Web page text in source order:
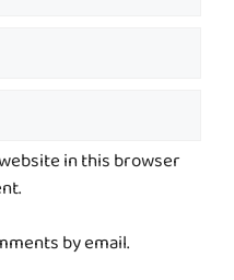
in this browser
by email.